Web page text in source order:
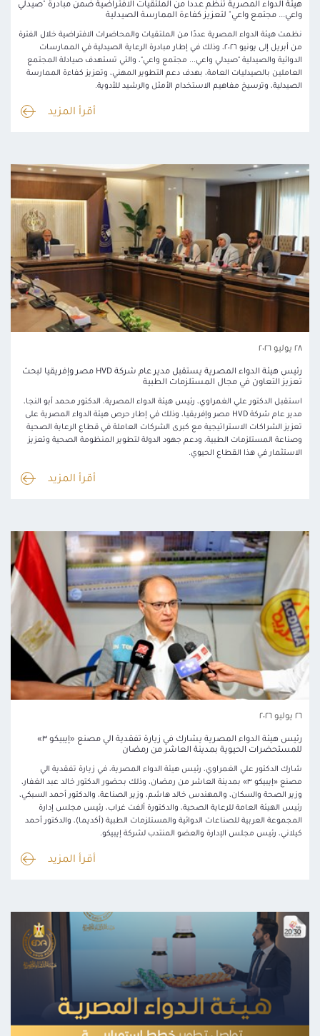
هيئة الدواء المصرية تنظم عدداً من الملتقيات الافتراضية ضمن مبادرة "صيدلي
واعي... مجتمع واعي" لتعزيز كفاءة الممارسة الصيدلية
نظمت هيئة الدواء المصرية عددًا من الملتقيات والمحاضرات الافتراضية خلال الفترة
من أبريل إلى يونيو ٢٠٢٦، وذلك في إطار مبادرة الرعاية الصيدلية في الممارسات
الدوائية والصيدلية "صيدلي واعي... مجتمع واعي"، والتي تستهدف صيادلة المجتمع
العاملين بالصيدليات العامة، بهدف دعم التطوير المهني، وتعزيز كفاءة الممارسة
الصيدلية، وترسيخ مفاهيم الاستخدام الأمثل والرشيد للأدوية.
أقرأ المزيد
٢٨ يوليو ٢٠٢٦
رئيس هيئة الدواء المصرية يستقبل مدير عام شركة HVD مصر وإفريقيا لبحث
تعزيز التعاون في مجال المستلزمات الطبية
استقبل الدكتور علي الغمراوي، رئيس هيئة الدواء المصرية، الدكتور محمد أبو النجا،
مدير عام شركة HVD مصر وإفريقيا، وذلك في إطار حرص هيئة الدواء المصرية على
تعزيز الشراكات الاستراتيجية مع كبرى الشركات العاملة في قطاع الرعاية الصحية
وصناعة المستلزمات الطبية، ودعم جهود الدولة لتطوير المنظومة الصحية وتعزيز
الاستثمار في هذا القطاع الحيوي.
أقرأ المزيد
٢٦ يوليو ٢٠٢٦
رئيس هيئة الدواء المصرية يشارك في زيارة تفقدية الي مصنع «إيبيكو ٣»
للمستحضرات الحيوية بمدينة العاشر من رمضان
شارك الدكتور علي الغمراوي، رئيس هيئة الدواء المصرية، في زيارة تفقدية الي
مصنع «إيبيكو ٣» بمدينة العاشر من رمضان، وذلك بحضور الدكتور خالد عبد الغفار،
وزير الصحة والسكان، والمهندس خالد هاشم، وزير الصناعة، والدكتور أحمد السبكي،
رئيس الهيئة العامة للرعاية الصحية، والدكتورة ألفت غراب، رئيس مجلس إدارة
المجموعة العربية للصناعات الدوائية والمستلزمات الطبية (أكديما)، والدكتور أحمد
كيلاني، رئيس مجلس الإدارة والعضو المنتدب لشركة إيبيكو.
أقرأ المزيد